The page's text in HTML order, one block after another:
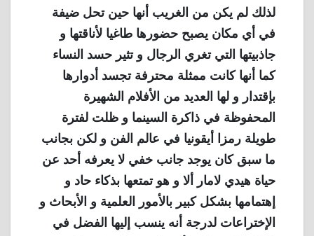
لذلك لم يكن من الغريب أنها حين تحل ضيفة
في أي مكان يصبح حضورها طاغيا لأناقتها و
جاذبيتها التي تغري الرجال و تثير حسد النساء
كما أنها كانت ممثلة محترفة تجسد أدوارها
بإقتدار و لها العديد من الأفلام الشهيرة
المحفوظة في ذاكرة السينما و ظلت لفترة
طويلة رمزا أيقونيا في عالم الفن و لكن بجانب
ما سبق كان يوجد جانب خفي لا يعرفه أحد عن
حياة هيدي لامار ألا و هو تمتعها بذكاء حاد و
إهتمامها بشكل كبير بالأمور العلمية و الأبحاث و
الإختراعات لدرجة أنه ينسب إليها الفضل في